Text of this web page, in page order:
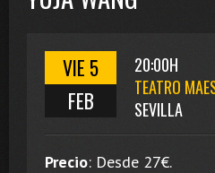
VIE 5
FEB
20:00H
TEATRO
SEVILLA
Precio: Desde 27€.